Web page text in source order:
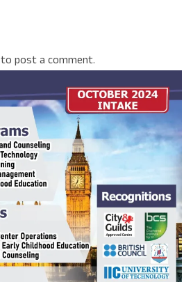
to post a comment.